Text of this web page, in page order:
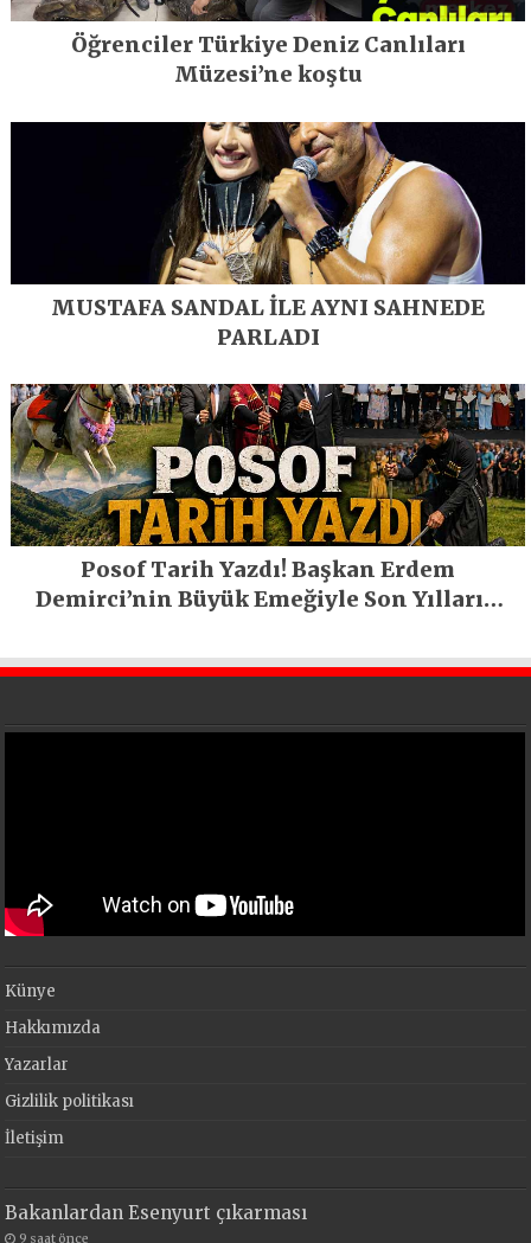
Öğrenciler Türkiye Deniz Canlıları
Müzesi’ne koştu
MUSTAFA SANDAL İLE AYNI SAHNEDE
PARLADI
Posof Tarih Yazdı! Başkan Erdem
Demirci’nin Büyük Emeğiyle Son Yılların
Künye
Hakkımızda
Yazarlar
Gizlilik politikası
İletişim
Bakanlardan Esenyurt çıkarması
9 saat önce